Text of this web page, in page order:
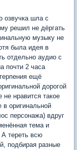
озвучка шла с
решил не дёргать
музыку не
была идея в
отдельно аудио с
почти 2 часа
ещё
дорогой
не нравится такое
в оригинальной
персонажа) вдруг
тема и
А тереть всю
подбирая разные